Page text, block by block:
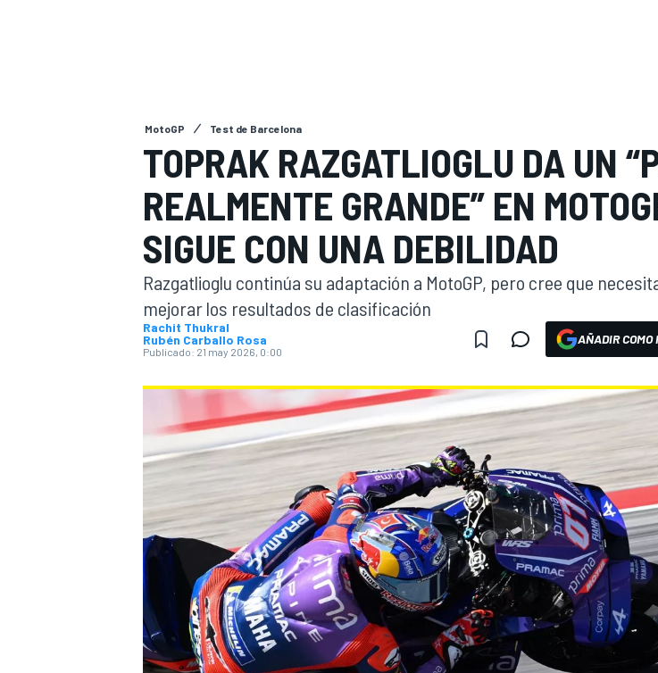
NASCAR INDYCAR SPORTSCARRALLYTURISMO
MotoGP Test de Barcelona
TOPRAK RAZGATLIOGLU DA UN
REALMENTE GRANDE” EN
SIGUE CON UNA DEBILIDAD
Razgatlioglu continúa su adaptación a MotoGP, pero cree que
mejorar los resultados de clasificación
Rachit Thukral
Rubén Carballo Rosa
Publicado: 21 may 2026, 0:00
AÑADIR